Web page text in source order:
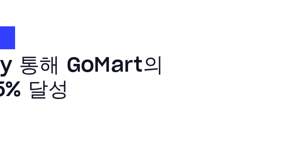
통해 GoMart의
달성